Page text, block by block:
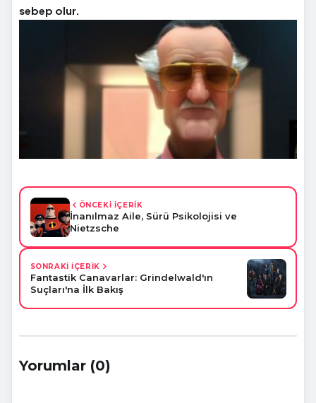
sebep olur.
ÖNCEKİ İÇERİK
İnanılmaz Aile, Sürü Psikolojisi ve
Nietzsche
SONRAKİ İÇERİK
Fantastik Canavarlar: Grindelwald'ın
Suçları'na İlk Bakış
Yorumlar (0)